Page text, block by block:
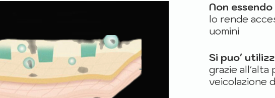
Non
lo rende
uomini
Si puo'
grazie all'alta
veicolazione